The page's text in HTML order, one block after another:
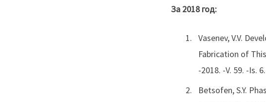
За 2018 год:
Vasenev, V.V.
Fabrication of
-2018. -V. 59. -Is.
Betsofen, S.Y.